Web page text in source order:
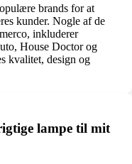
brands for at
kunder. Nogle af de
inkluderer
House Doctor og
kvalitet, design og
lampe til mit